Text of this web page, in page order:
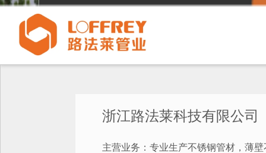
浙江路法莱科技有限公司
主营业务：专业生产不锈钢管材，薄